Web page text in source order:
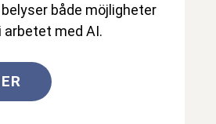
både möjligheter
arbetet med AI.